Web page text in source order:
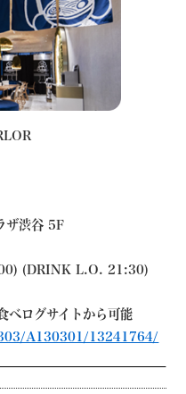
ザ渋谷 5F
(DRINK L.O. 21:30)
ログサイトから可能
A130301/13241764/